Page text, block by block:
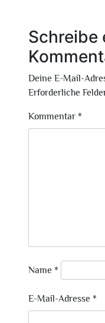
Schreibe
Deine E-Mail-
Erforderliche
Kommentar *
Name *
E-Mail-Adresse *